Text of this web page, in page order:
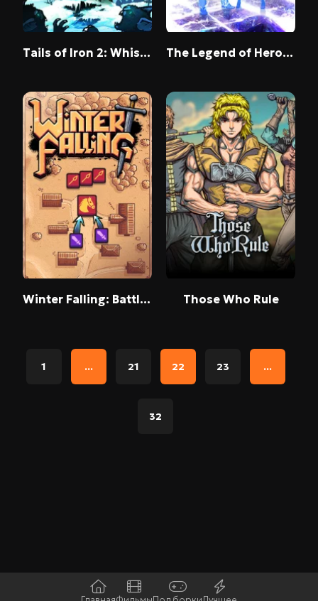
Tails of Iron 2: Whiskers of Winter The Legend of Heroes: Kai no Kiseki -Farewell, O Zemuria-
Winter Falling: Battle Tactics Those Who Rule
1 ... 21 22 23 ...
32